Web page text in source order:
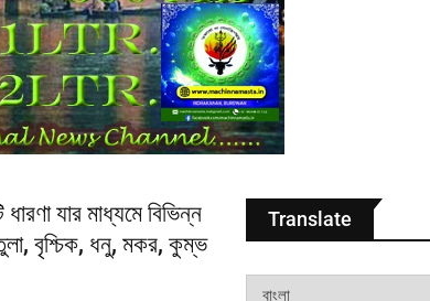
যার মাধ্যমে বিভিন্ন
বৃশ্চিক, ধনু, মকর, কুম্ভ
Translate